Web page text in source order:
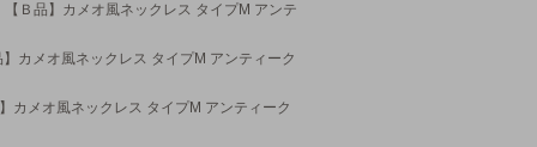
Ｂ品】カメオ風ネックレス タイプM アンテ
カメオ風ネックレス タイプM アンティーク
カメオ風ネックレス タイプM アンティーク